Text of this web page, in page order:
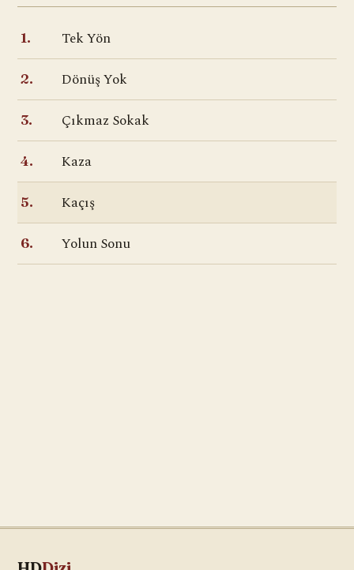
1. Tek Yön
2. Dönüş Yok
3. Çıkmaz Sokak
4. Kaza
5. Kaçış
6. Yolun Sonu